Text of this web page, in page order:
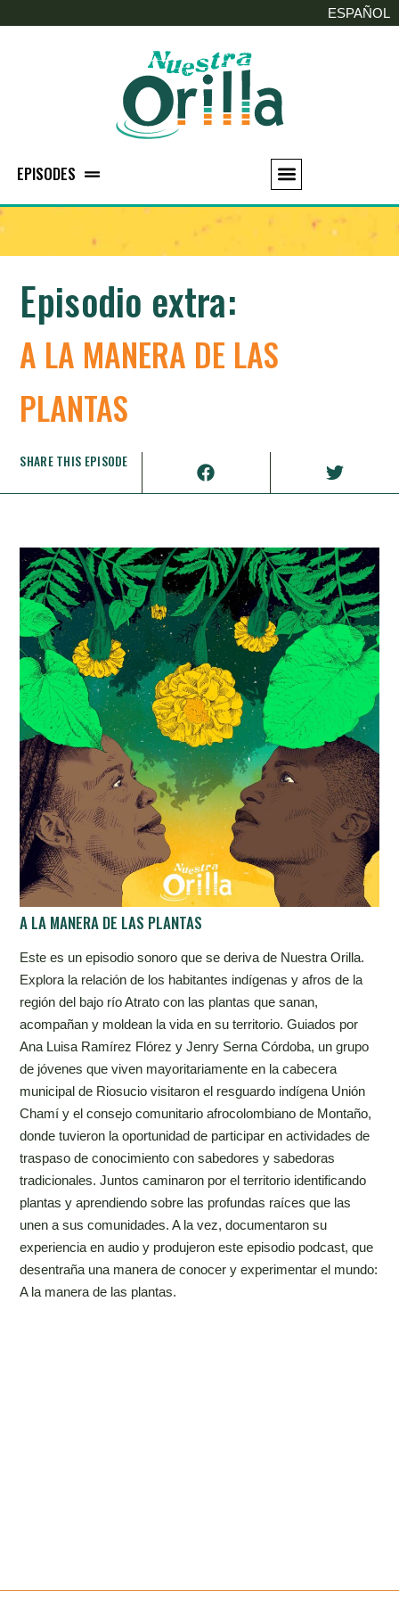
ESPAÑOL
EPISODES
Episodio extra:
A LA MANERA DE LAS
PLANTAS
SHARE THIS EPISODE
A LA MANERA DE LAS PLANTAS
Este es un episodio sonoro que se deriva de Nuestra Orilla.
Explora la relación de los habitantes indígenas y afros de la
región del bajo río Atrato con las plantas que sanan,
acompañan y moldean la vida en su territorio. Guiados por
Ana Luisa Ramírez Flórez y Jenry Serna Córdoba, un grupo
de jóvenes que viven mayoritariamente en la cabecera
municipal de Riosucio visitaron el resguardo indígena Unión
Chamí y el consejo comunitario afrocolombiano de Montaño,
donde tuvieron la oportunidad de participar en actividades de
traspaso de conocimiento con sabedores y sabedoras
tradicionales. Juntos caminaron por el territorio identificando
plantas y aprendiendo sobre las profundas raíces que las
unen a sus comunidades. A la vez, documentaron su
experiencia en audio y produjeron este episodio podcast, que
desentraña una manera de conocer y experimentar el mundo:
A la manera de las plantas.